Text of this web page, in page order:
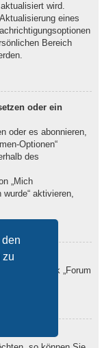
zu
wird.
eines
Bereich
oder ein
oder es abonnieren,
Optionen“
des
„Mich
aktivieren,
den Link „Forum